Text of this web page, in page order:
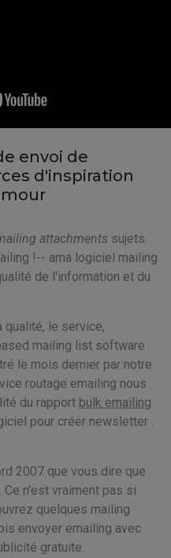
envoi de
d'inspiration
attachments sujets.
!-- ama logiciel mailing
de l'information et du
qualité, le service,
mailing list software .
le mois dernier par notre
routage emailing nous
du rapport bulk emailing
pour créer newsletter .
2007 que vous dire que
n'est vraiment pas si
quelques mailing
envoyer emailing avec
gratuite.